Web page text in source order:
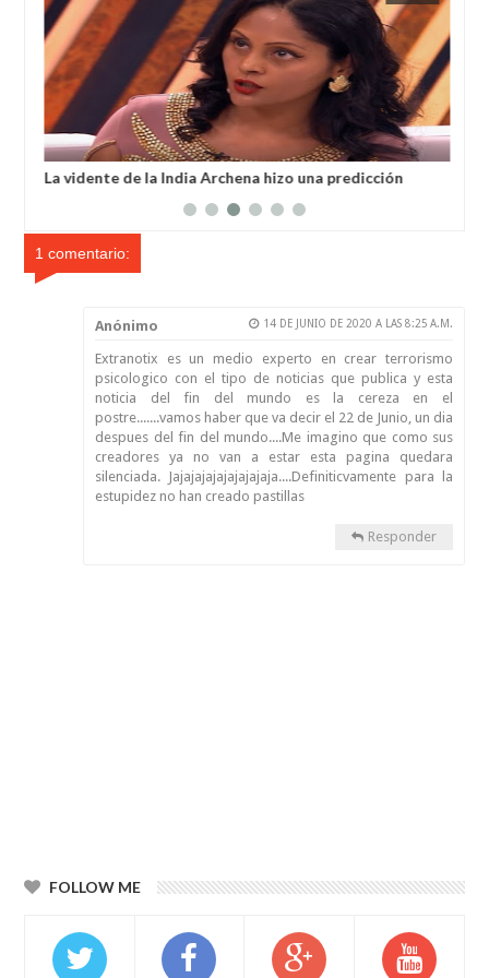
La vidente de la India Archena hizo una predicción
1 comentario:
Anónimo 14 DE JUNIO DE 2020 A LAS 8:25 A.M.
Extranotix es un medio experto en crear terrorismo
psicologico con el tipo de noticias que publica y esta
noticia del fin del mundo es la cereza en el
postre.......vamos haber que va decir el 22 de Junio, un dia
despues del fin del mundo....Me imagino que como sus
creadores ya no van a estar esta pagina quedara
silenciada. Jajajajajajajajajaja....Definiticvamente para la
estupidez no han creado pastillas
Responder
FOLLOW ME